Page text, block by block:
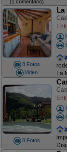
(1 comentario)
8 Fotos
Video
La
La
8 Fotos